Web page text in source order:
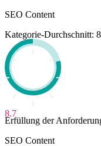
SEO Content
Kategorie-Durchschnitt:
8.7
Erfüllung der
SEO Content